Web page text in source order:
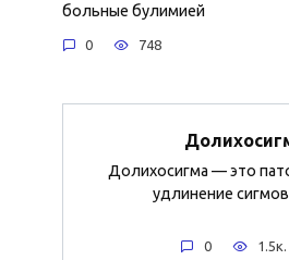
больные булимией
0 748
Долихосигма — это
удлинение
0 1.5к.